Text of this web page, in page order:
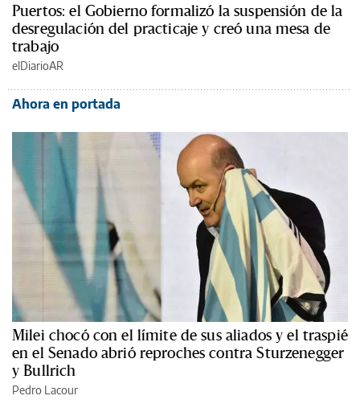
Puertos: el Gobierno formalizó la suspensión de la
desregulación del practicaje y creó una mesa de
trabajo
elDiarioAR
Ahora en portada
Milei chocó con el límite de sus aliados y el traspié
en el Senado abrió reproches contra Sturzenegger
y Bullrich
Pedro Lacour